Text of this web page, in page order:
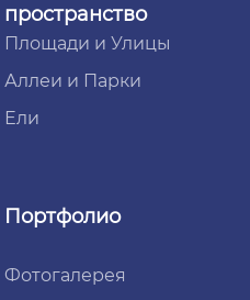
пространство
Площади и Улицы
Аллеи и Парки
Ели
Портфолио
Фотогалерея